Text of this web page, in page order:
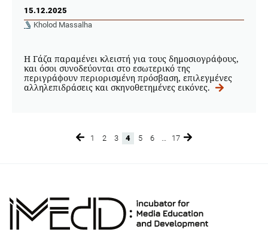
15.12.2025
Kholod Massalha
Η Γάζα παραμένει κλειστή για τους δημοσιογράφους,
και όσοι συνοδεύονται στο εσωτερικό της
περιγράφουν περιορισμένη πρόσβαση, επιλεγμένες
αλληλεπιδράσεις και σκηνοθετημένες εικόνες.
Page
1 Page
2 Page
3 Page
4 Page
5 Page
6 … Page
17